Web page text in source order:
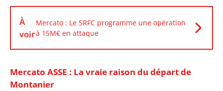
À
voir
Mercato : Le SRFC programme une opération
à 15M€ en attaque
Mercato ASSE : La vraie raison du départ de
Montanier